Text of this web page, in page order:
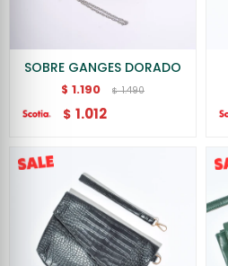
SOBRE GANGES DORADO
$ 1.190 $ 1.490
$ 1.012